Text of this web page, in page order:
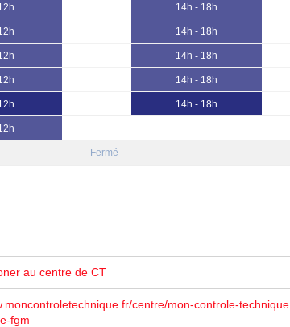
14h - 18h
14h - 18h
14h - 18h
14h - 18h
14h - 18h
Fermé
au centre de CT
centre/mon-controle-technique
fgm